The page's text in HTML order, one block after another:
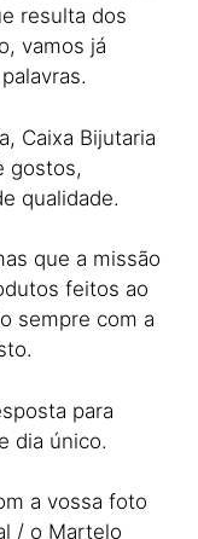
resulta dos
vamos já
Caixa Bijutaria
gostos,
qualidade.
que a missão
feitos ao
sempre com a
para
dia único.
a vossa foto
/ o Martelo